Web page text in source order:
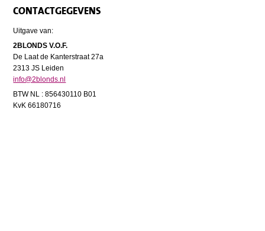
CONTACTGEGEVENS
Uitgave van:
2BLONDS V.O.F.
De Laat de Kanterstraat 27a
2313 JS Leiden
info@2blonds.nl
BTW NL : 856430110 B01
KvK 66180716